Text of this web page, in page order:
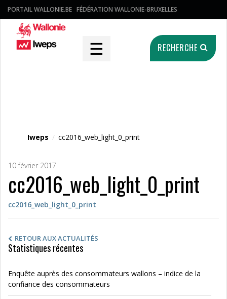
PORTAIL WALLONIE.BE FÉDÉRATION WALLONIE-BRUXELLES
☰ RECHERCHE
Iweps / cc2016_web_light_0_print
10 février 2017
cc2016_web_light_0_print
cc2016_web_light_0_print
RETOUR AUX ACTUALITÉS
Statistiques récentes
Enquête auprès des consommateurs wallons – indice de la
confiance des consommateurs